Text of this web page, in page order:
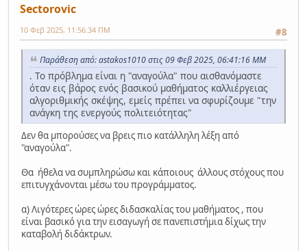
Sectorovic
#8
10 Φεβ 2025, 11:56:34 ΠΜ
Παράθεση από: astakos1010 στις 09 Φεβ 2025, 06:41:16 ΜΜ
. Το πρόβλημα είναι η "αναγούλα" που αισθανόμαστε
όταν εις βάρος ενός βασικού μαθήματος καλλιέργειας
αλγοριθμικής σκέψης, εμείς πρέπει να σφυρίζουμε "την
ανάγκη της ενεργούς πολιτειότητας"
Δεν θα μπορούσες να βρεις πιο κατάλληλη λέξη από
"αναγούλα".
Θα ήθελα να συμπληρώσω και κάποιους άλλους στόχους που
επιτυγχάνονται μέσω του προγράμματος.
α) Λιγότερες ώρες ώρες διδασκαλίας του μαθήματος , που
είναι βασικό για την εισαγωγή σε πανεπιστήμια δίχως την
καταβολή διδάκτρων.